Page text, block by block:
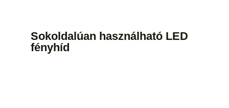
Sokoldalúan használható LED
fényhíd